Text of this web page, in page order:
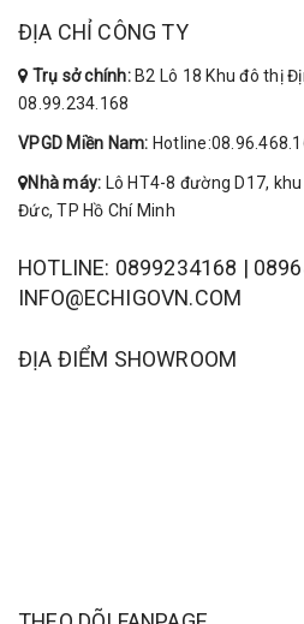
ĐỊA CHỈ CÔNG TY
Trụ sở chính:B2 Lô 18 Khu đô thị
08.99.234.168
VPGD Miền Nam:
Nhà máy: Lô HT4-8 đường D17,
Đức, TP Hồ Chí Minh
HOTLINE: 0899234168 |
INFO@ECHIGOVN.COM
ĐỊA ĐIỂM SHOWROOM